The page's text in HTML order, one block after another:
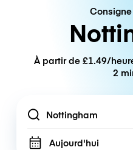
À partir de £1.49/
2
Location
Aujourd'hui